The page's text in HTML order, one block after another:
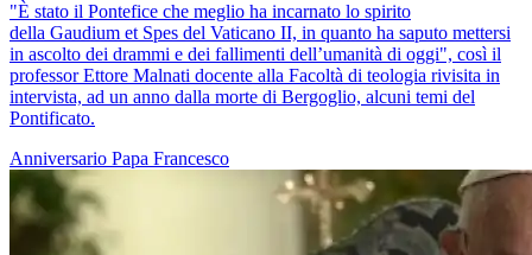
"È stato il Pontefice che meglio ha incarnato lo spirito
della Gaudium et Spes del Vaticano II, in quanto ha saputo mettersi
in ascolto dei drammi e dei fallimenti dell’umanità di oggi", così il
professor Ettore Malnati docente alla Facoltà di teologia rivisita in
intervista, ad un anno dalla morte di Bergoglio, alcuni temi del
Pontificato.
Anniversario Papa Francesco